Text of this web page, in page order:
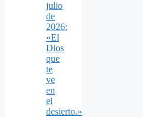
julio
de
2026:
«El
Dios
que
te
ve
en
el
desierto.»